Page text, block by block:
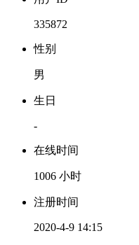
335872
性别
男
生日
-
在线时间
1006 小时
注册时间
2020-4-9 14:15